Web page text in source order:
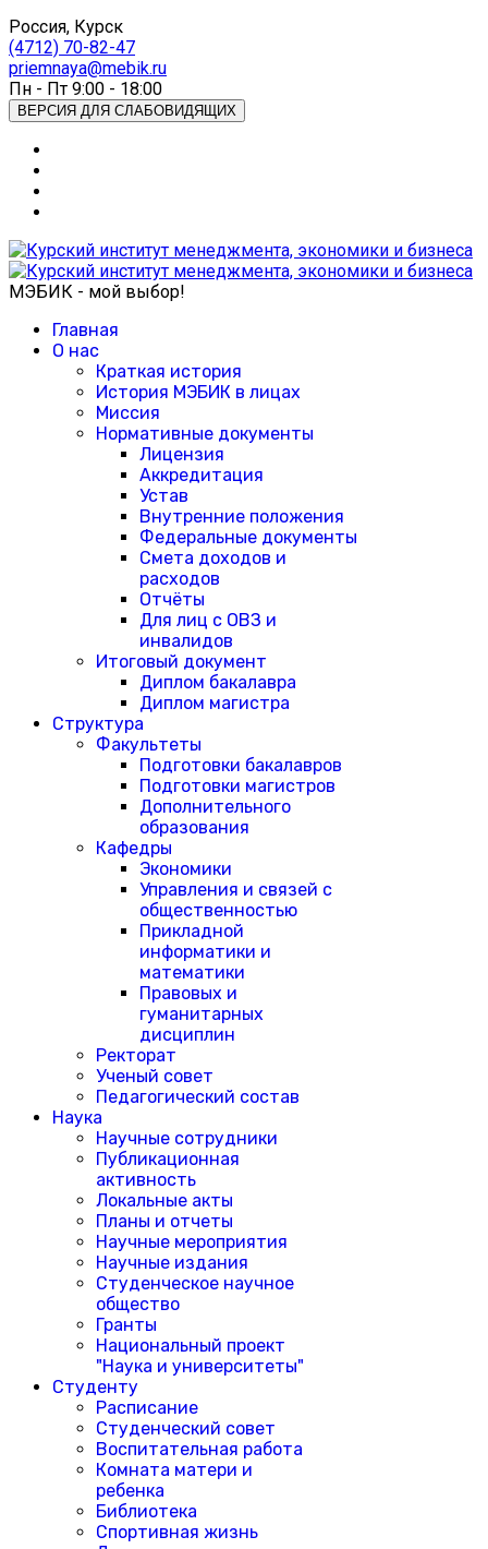
Россия, Курск
(4712) 70-82-47
priemnaya@mebik.ru
Пн - Пт 9:00 - 18:00
ВЕРСИЯ ДЛЯ СЛАБОВИДЯЩИХ
МЭБИК - мой выбор!
Главная
О нас
Краткая история
История МЭБИК в лицах
Миссия
Нормативные документы
Лицензия
Аккредитация
Устав
Внутренние положения
Федеральные документы
Смета доходов и
расходов
Отчёты
Для лиц с ОВЗ и
инвалидов
Итоговый документ
Диплом бакалавра
Диплом магистра
Структура
Факультеты
Подготовки бакалавров
Подготовки магистров
Дополнительного
образования
Кафедры
Экономики
Управления и связей с
общественностью
Прикладной
информатики и
математики
Правовых и
гуманитарных
дисциплин
Ректорат
Ученый совет
Педагогический состав
Наука
Научные сотрудники
Публикационная
активность
Локальные акты
Планы и отчеты
Научные мероприятия
Научные издания
Студенческое научное
общество
Гранты
Национальный проект
"Наука и университеты"
Студенту
Расписание
Студенческий совет
Воспитательная работа
Комната матери и
ребенка
Библиотека
Спортивная жизнь